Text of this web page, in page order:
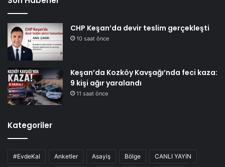
CHP Keşan’da devir teslim gerçekleşti
10 saat önce
Keşan’da Kozköy Kavşağı’nda feci kaza:
9 kişi ağır yaralandı
11 saat önce
Kategoriler
#EvdeKal Anketler Asayiş Bölge CANLI YAYIN